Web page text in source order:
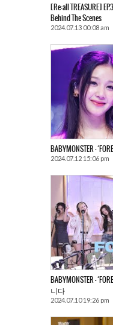
[Re:all TREASURE]
Behind The Scenes
2024.07.13 00:08 am
BABYMONSTER –
2024.07.12 15:06 pm
BABYMONSTER –
니다
2024.07.10 19:26 pm